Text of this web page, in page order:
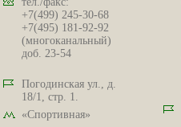
+7(499) 245-30-68
+7(495) 181-92-92
(многоканальный)
доб. 23-54
Погодинская ул., д.
18/1, стр. 1.
«Спортивная»